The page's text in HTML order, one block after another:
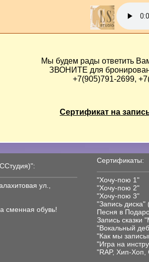
Мы будем рады ответить
ЗВОНИТЕ для
+7(905)791-2699,
Сертификат на
ул.,
сменная обувь!
Сертификаты:
"Хочу-пою 1"
"Хочу-пою 2"
"Хочу-пою 3"
"Запись диска"
Песня в
Запись сказки
"Вокальный
"Как мы
"Игра на
"RAP, Хип-Хоп,